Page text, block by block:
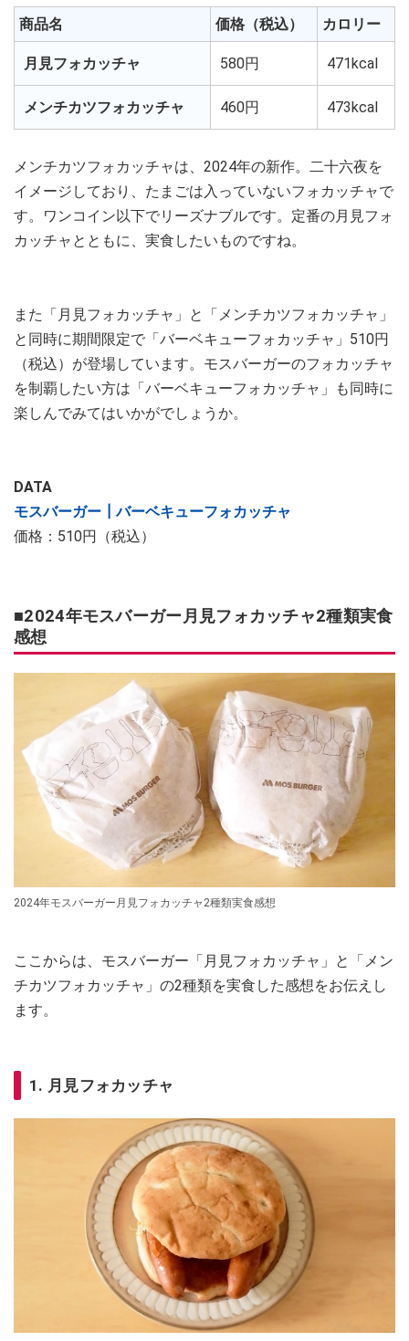
商品名 価格（税込） カロリー
月見フォカッチャ 580円 471kcal
メンチカツフォカッチャ 460円 473kcal
メンチカツフォカッチャは、2024年の新作。二十六夜を
イメージしており、たまごは入っていないフォカッチャで
す。ワンコイン以下でリーズナブルです。定番の月見フォ
カッチャとともに、実食したいものですね。
また「月見フォカッチャ」と「メンチカツフォカッチャ」
と同時に期間限定で「バーベキューフォカッチャ」510円
（税込）が登場しています。モスバーガーのフォカッチャ
を制覇したい方は「バーベキューフォカッチャ」も同時に
楽しんでみてはいかがでしょうか。
DATA
モスバーガー┃バーベキューフォカッチャ
価格：510円（税込）
■2024年モスバーガー月見フォカッチャ2種類実食
感想
2024年モスバーガー月見フォカッチャ2種類実食感想
ここからは、モスバーガー「月見フォカッチャ」と「メン
チカツフォカッチャ」の2種類を実食した感想をお伝えし
ます。
1. 月見フォカッチャ